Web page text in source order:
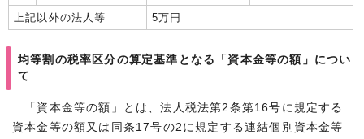
上記以外の法人等
5万円
均等割の税率区分の算定基準となる「資本金等の額」につい
て
「資本金等の額」とは、法人税法第2条第16号に規定する
資本金等の額又は同条17号の2に規定する連結個別資本金等